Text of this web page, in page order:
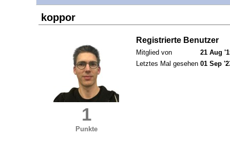
koppor
1
Punkte
Registrierte Benutzer
Mitglied von
21 Aug
Letztes Mal gesehen 01 Sep